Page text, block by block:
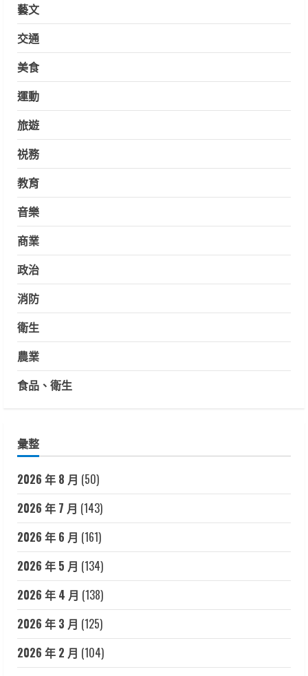
藝文
交通
美食
運動
旅遊
祱務
教育
音樂
商業
政治
消防
衛生
農業
食品、衛生
彙整
2026 年 8 月 (50)
2026 年 7 月 (143)
2026 年 6 月 (161)
2026 年 5 月 (134)
2026 年 4 月 (138)
2026 年 3 月 (125)
2026 年 2 月 (104)